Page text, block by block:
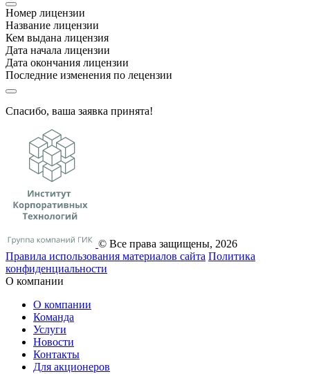
Номер лицензии
Название лицензии
Кем выдана лицензия
Дата начала лицензии
Дата окончания лицензии
Последние изменения по лецензии
Спасибо, ваша заявка принята!
© Все права защищены, 2026
Правила использования материалов сайта Политика
конфиденциальности
О компании
О компании
Команда
Услуги
Новости
Контакты
Для акционеров